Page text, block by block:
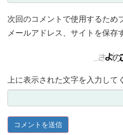
次回のコメントで使用するため
メールアドレス、サイトを保存
上に表示された文字を入力して